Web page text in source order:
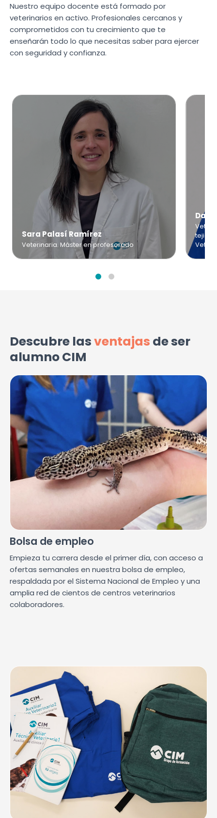
Nuestro equipo docente está formado por
veterinarios en activo. Profesionales cercanos y
comprometidos con tu crecimiento que te
enseñarán todo lo que necesitas saber para ejercer
con seguridad y confianza.
Sara Palasí Ramírez
Veterinaria. Máster en profesorado
Descubre lasventajas de ser
alumno CIM
Bolsa de empleo
Empieza tu carrera desde el primer día, con acceso a
ofertas semanales en nuestra bolsa de empleo,
respaldada por el Sistema Nacional de Empleo y una
amplia red de cientos de centros veterinarios
colaboradores.